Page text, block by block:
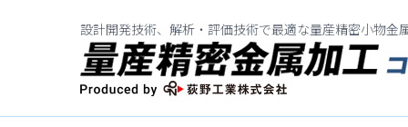
設計開発技術、解析・評価技術で最適な量産精密小物金